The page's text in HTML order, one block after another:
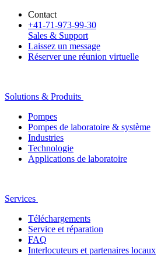
Contact
+41-71-973-99-30
Sales & Support
Laissez un message
Réserver une réunion virtuelle
Solutions & Produits
Pompes
Pompes de laboratoire & système
Industries
Technologie
Applications de laboratoire
Services
Téléchargements
Service et réparation
FAQ
Interlocuteurs et partenaires locaux